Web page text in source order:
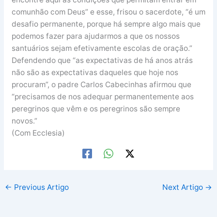
comunhão com Deus” e esse, frisou o sacerdote, “é um
desafio permanente, porque há sempre algo mais que
podemos fazer para ajudarmos a que os nossos
santuários sejam efetivamente escolas de oração.”
Defendendo que “as expectativas de há anos atrás
não são as expectativas daqueles que hoje nos
procuram”, o padre Carlos Cabecinhas afirmou que
“precisamos de nos adequar permanentemente aos
peregrinos que vêm e os peregrinos são sempre
novos.”
(Com Ecclesia)
← Previous Artigo Next Artigo →